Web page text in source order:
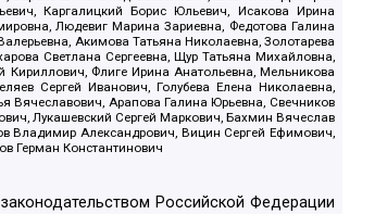
Каргалицкий Борис Юльевич, Исакова Ирина
Людевиг Марина Зариевна, Федотова Галина
Акимова Татьяна Николаевна, Золотарева
Светлана Сергеевна, Щур Татьяна Михайловна,
Флиге Ирина Анатольевна, Мельникова
Сергей Иванович, Голубева Елена Николаевна,
Вячеславович, Арапова Галина Юрьевна, Свечников
Лукашевский Сергей Маркович, Бахмин Вячеслав
Владимир Александрович, Вицин Сергей Ефимович,
Герман Константинович
Российской Федерации